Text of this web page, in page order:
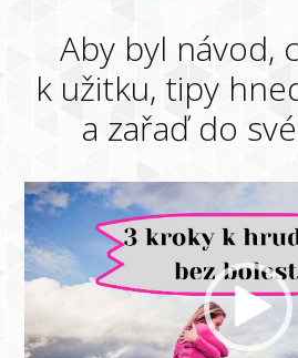
Aby byl návod,
k užitku, tipy
a zařaď do
Video
přehrávač